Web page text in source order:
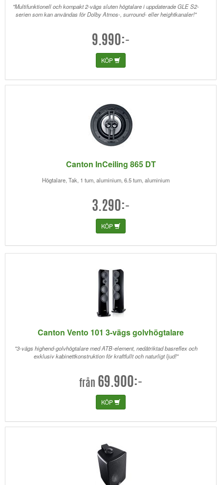
"Multifunktionell och kompakt 2-vägs sluten högtalare i uppdaterade GLE S2-
serien som kan användas för Dolby Atmos-, surround- eller heightkanaler!"
9.990:-
KÖP
Canton InCeiling 865 DT
Högtalare, Tak, 1 tum, aluminium, 6.5 tum, aluminium
3.290:-
KÖP
Canton Vento 101 3-vägs golvhögtalare
"3-vägs highend-golvhögtalare med ATB-element, nedåtriktad basreflex och
exklusiv kabinettkonstruktion för kraftfullt och naturligt ljud!"
från 69.900:-
KÖP